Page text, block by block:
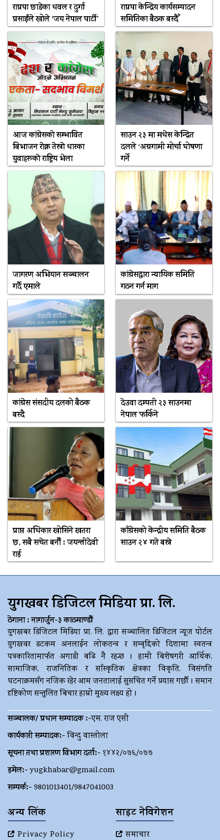
राप्रपा छाडेका धवल र दुर्गा
प्रसाईंले खोले ‘जय नेपाल पार्टी’
राप्रपा केन्द्रिय कार्यसम्पादन
समितिका बैठक बस्दैँ
आज कांग्रेसकाे सम्भावित
बिभाजन राेक्न तेस्राे धारका
युवाहरूकाे राष्ट्रिय भेला
साउन २३ मा मधेस केन्द्रित
दलले ‘अग्रगामी मोर्चा घोषणा
गर्ने
जागरण अभियान सञ्चालन
गर्दै एमाले
कांग्रेसद्वारा न्यायिक समिति
गठन गर्न माग
कांग्रेस संसदीय दलको बैठक
बस्दै
देउवा दम्पती २३ साउनमा
नेपाल फर्किने
प्राप्त अधिकार खोसिने खतरा
छ, सबै सचेत बनौँ : जयन्तीदेवी
राई
काँग्रेसको केन्द्रीय समिति बैठक
साउन २४ गते बस्ने
युगखबर डिजिटल मिडिया प्रा. लि.
ठेगाना : नागार्जुन-३ काठमाण्डौं
युगखबर डिजिटल मिडिया प्रा. लि. द्धारा सञ्चालित डिजिटल न्यूज पोर्टल
युगखवर डटकम अनलाईन लोकतन्त्र र सम्बृद्दिको दिशामा स्वतन्त्र
पत्रकारितामार्फत अगाडी बढि नै रहन्छ । हामी बिशेषगरी आर्थिक,
सामाजिक, राजनितिक र साँस्कृतिक क्षेत्रका विकृति, विसंगति
घटनाक्रमसँग नजिक रहेर आम जनतालाई सुसचित गर्ने प्रयास गर्छौ । समान
दृष्टिकोण सन्तुलित बिचार हाम्रो मुख्य लक्ष्य हो ।
सञ्चालक/ प्रधान सम्पादक :-एम. राज एसी
कार्यकारी सम्पादक:-विन्दु वास्तोला
सूचना तथा प्रशारण विभाग दर्ता:- १४४२/०७६/०७७
इमेल:- yugkhabar@gmail.com
सम्पर्क:- 9801013401/9847041003
अन्य लिंक
Privacy Policy
साइट नेविगेशन
समाचार